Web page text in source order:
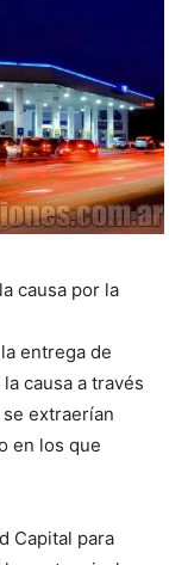
causa por la
entrega de
causa a través
extraerían
en los que
Capital para